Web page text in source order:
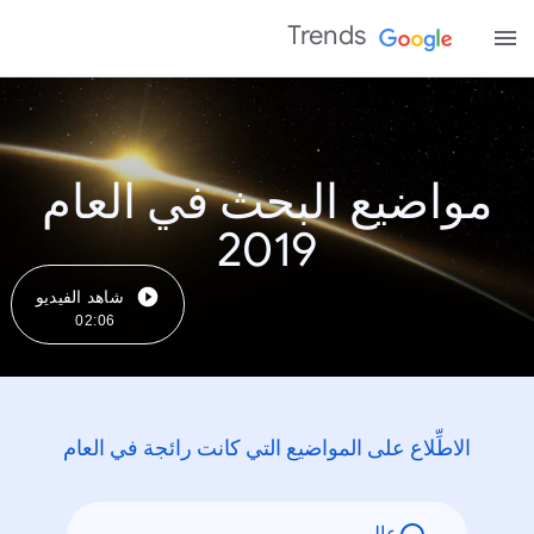
Trends
مواضيع البحث في العام
2019
شاهد الفيديو
02:06
الاطِّلاع على المواضيع التي كانت رائجة في العام